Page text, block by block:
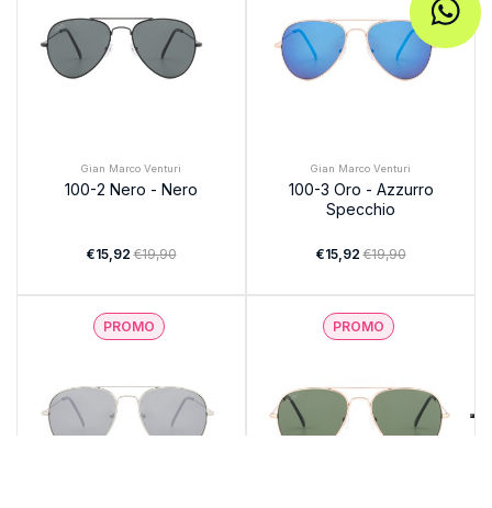
Gian Marco Venturi
100-2 Nero - Nero
€15,92€19,90
Gian Marco Venturi
100-3 Oro - Azzurro
Specchio
€15,92€19,90
PROMO PROMO